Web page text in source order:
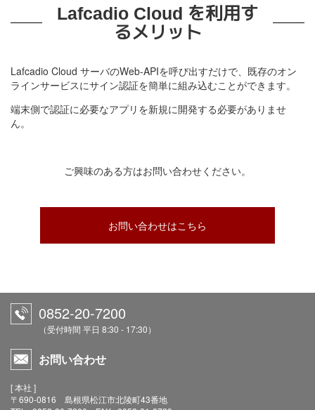
Lafcadio Cloud を利用す
るメリット
Lafcadio Cloud サーバのWeb-APIを呼び出すだけで、既存のオン
ラインサービスにサイン認証を簡単に組み込むことができます。
端末側で認証に必要なアプリを新規に開発する必要がありませ
ん。
ご興味のある方はお問い合わせください。
お問い合わせはこちら
0852-20-7200
（受付時間 平日 8:30 - 17:30）
お問い合わせ
[ 本社 ]
〒690-0816 島根県松江市北陵町43番地